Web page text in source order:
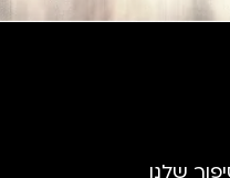
שלנו